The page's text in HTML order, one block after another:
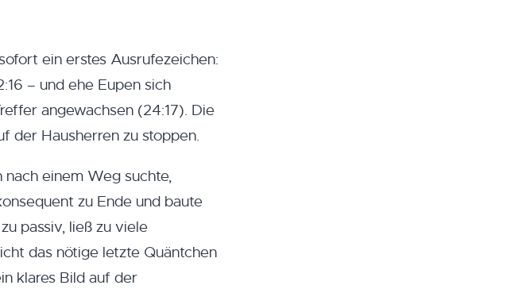
ein erstes Ausrufezeichen:
– und ehe Eupen sich
angewachsen (24:17). Die
der Hausherren zu stoppen.
einem Weg suchte,
zu Ende und baute
passiv, ließ zu viele
das nötige letzte Quäntchen
klares Bild auf der